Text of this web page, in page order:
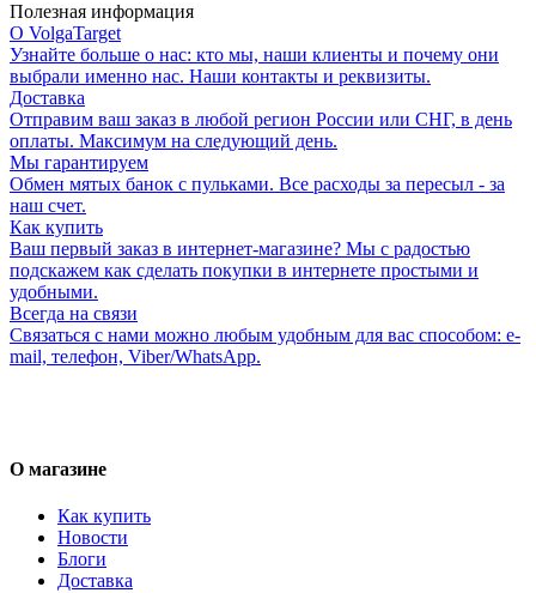
Полезная информация
О VolgaTarget
Узнайте больше о нас: кто мы, наши клиенты и почему они
выбрали именно нас. Наши контакты и реквизиты.
Доставка
Отправим ваш заказ в любой регион России или СНГ, в день
оплаты. Максимум на следующий день.
Мы гарантируем
Обмен мятых банок с пульками. Все расходы за пересыл - за
наш счет.
Как купить
Ваш первый заказ в интернет-магазине? Мы с радостью
подскажем как сделать покупки в интернете простыми и
удобными.
Всегда на связи
Связаться с нами можно любым удобным для вас способом: e-
mail, телефон, Viber/WhatsApp.
О магазине
Как купить
Новости
Блоги
Доставка